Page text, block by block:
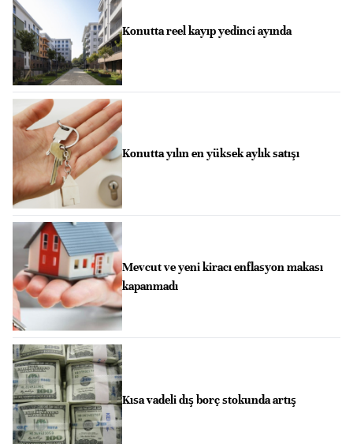
Konutta reel kayıp yedinci ayında
Konutta yılın en yüksek aylık satışı
Mevcut ve yeni kiracı enflasyon makası
kapanmadı
Kısa vadeli dış borç stokunda artış